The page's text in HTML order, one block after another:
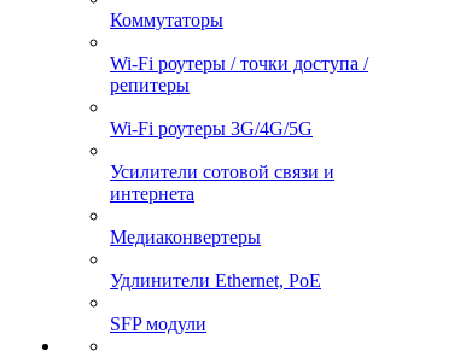
Коммутаторы
Wi-Fi роутеры / точки доступа /
репитеры
Wi-Fi роутеры 3G/4G/5G
Усилители сотовой связи и
интернета
Медиаконвертеры
Удлинители Ethernet, PoE
SFP модули